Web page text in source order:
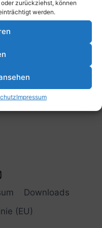
zurückziehst, können
werden.
Impressum
Downloads
(EU)